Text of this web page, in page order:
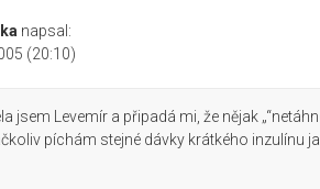
napsal:
(20:10)
jsem Levemír a připadá mi, že nějak
píchám stejné dávky krátkého inzulínu